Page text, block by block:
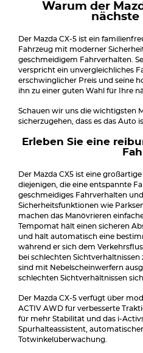
Warum der
nächste
Der Mazda CX-5 ist ein
Fahrzeug mit moderner
geschmeidigem Fahrverhalten.
verspricht ein unvergleichliches
erschwinglicher Preis und seine
ihn zu einer guten Wahl für Ihre
Schauen wir uns die wichtigsten
sicherzugehen, dass es das Auto
Erleben Sie eine
Der Mazda CX5 ist eine
diejenigen, die eine entspannte
geschmeidiges Fahrverhalten
Sicherheitsfunktionen wie
machen das Manövrieren
Tempomat hält einen sicheren
und hält automatisch eine
während er sich dem
bei schlechten Sichtverhältnissen
sind mit Nebelscheinwerfern
schlechten Sichtverhältnissen
Der Mazda CX-5 verfügt über
ACTIV AWD für verbesserte
für mehr Stabilität und das i-
Spurhalteassistent,
Totwinkelüberwachung.